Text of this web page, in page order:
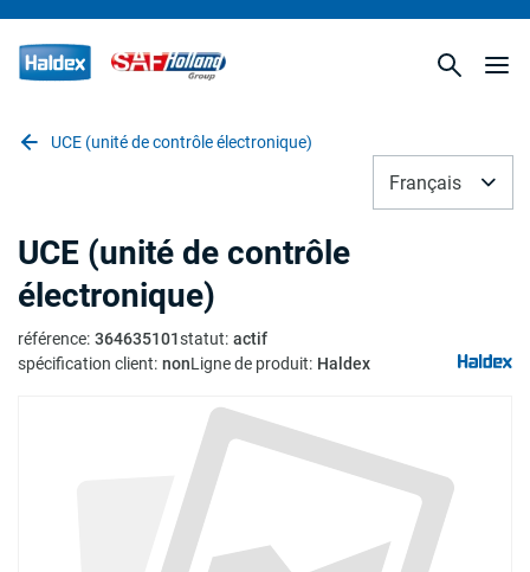
UCE (unité de contrôle électronique)
Français
UCE (unité de contrôle
électronique)
référence: 364635101statut: actif
spécification client: nonLigne de produit: Haldex